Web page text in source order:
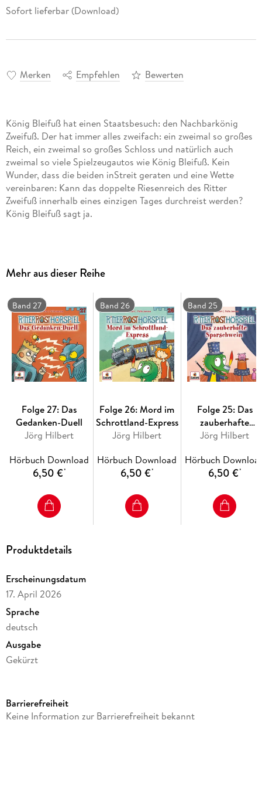
Sofort lieferbar (Download)
Merken Empfehlen Bewerten
König Bleifuß hat einen Staatsbesuch: den Nachbarkönig
Zweifuß. Der hat immer alles zweifach: ein zweimal so großes
Reich, ein zweimal so großes Schloss und natürlich auch
zweimal so viele Spielzeugautos wie König Bleifuß. Kein
Wunder, dass die beiden inStreit geraten und eine Wette
vereinbaren: Kann das doppelte Riesenreich des Ritter
Zweifuß innerhalb eines einzigen Tages durchreist werden?
zusammen mit dem Burgfräulein Bö und Feuerdrachen Koks.
Sollen sich lieber mit dem Heißluftballon abstürzen und sich
Ob das wohl gut geht?
Mehr aus dieser Reihe
Band 27
Folge 27: Das
Gedanken-Duell
Jörg Hilbert
Hörbuch Download
6,50 €*
Band 26
Folge 26: Mord im
Schrottland-Express
Jörg Hilbert
Hörbuch Download
6,50 €*
Band 25
Folge 25: Das
zauberhafte
Sparschwein
Jörg Hilbert
Hörbuch
6,50 €*
Produktdetails
Erscheinungsdatum
17. April 2026
Sprache
deutsch
Ausgabe
Gekürzt
Laufzeit
Barrierefreiheit
Keine Information zur Barrierefreiheit bekannt